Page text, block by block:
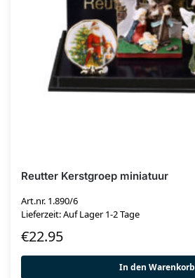
Reutter Kerstgroep miniatuur
Art.nr. 1.890/6
Lieferzeit: Auf Lager 1-2 Tage
€22.95
In den Warenkorb